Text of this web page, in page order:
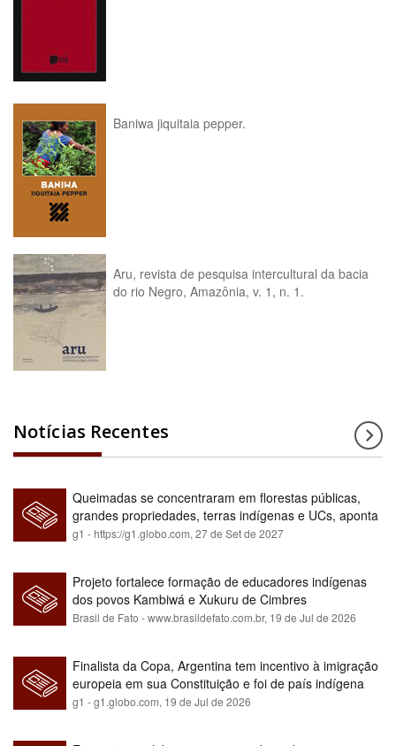
Baniwa jiquitaia pepper.
Aru, revista de pesquisa intercultural da bacia
do rio Negro, Amazônia, v. 1, n. 1.
Notícias Recentes
Queimadas se concentraram em florestas públicas,
grandes propriedades, terras indígenas e UCs, aponta
relatório
g1 - https://g1.globo.com, 27 de Set de 2027
Projeto fortalece formação de educadores indígenas
dos povos Kambiwá e Xukuru de Cimbres
Brasil de Fato - www.brasildefato.com.br, 19 de Jul de 2026
Finalista da Copa, Argentina tem incentivo à imigração
europeia em sua Constituição e foi de país indígena
para maioria branca
g1 - g1.globo.com, 19 de Jul de 2026